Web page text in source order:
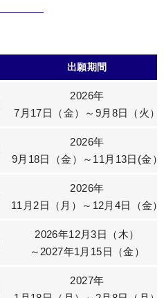
出願期間
2026年
7月17日（金）～9月8日（火）
2026年
9月18日（金）～11月13日(金）
2026年
11月2日（月）～12月4日（金）
2026年12月3日（木）
～2027年1月15日（金）
2027年